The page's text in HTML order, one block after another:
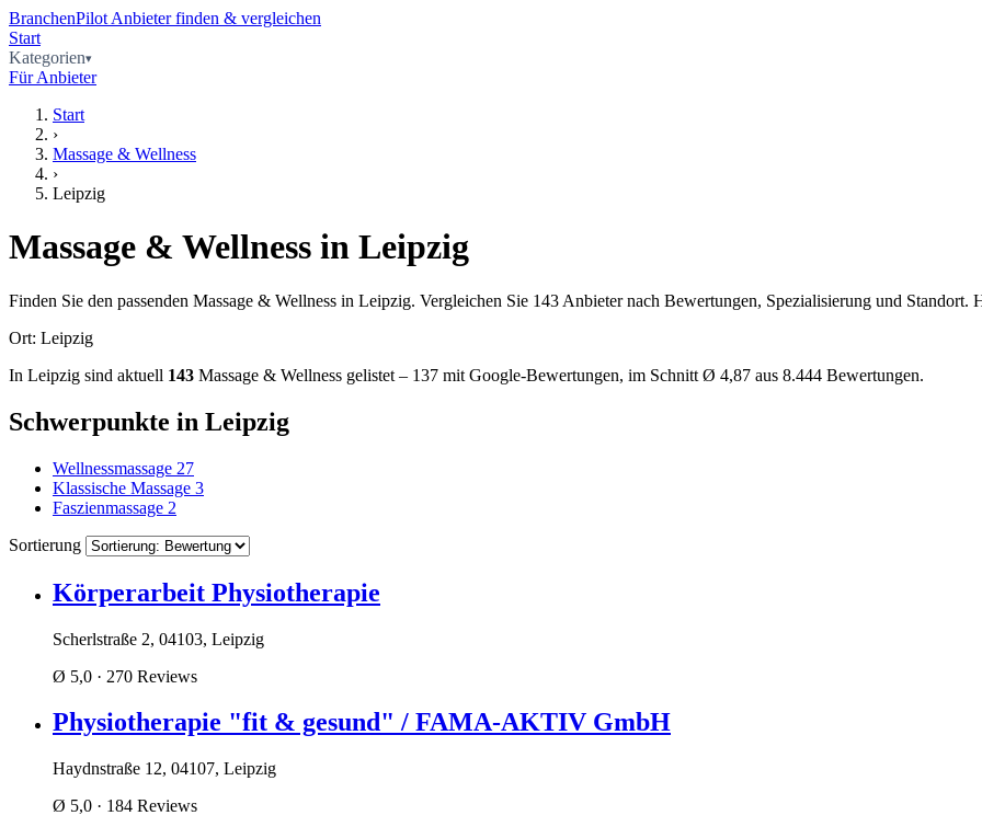
BranchenPilot Anbieter finden & vergleichen
Start
Kategorien
Für Anbieter
Start
›
Massage & Wellness
›
Leipzig
Massage & Wellness in Leipzig
Finden Sie den passenden Massage & Wellness in Leipzig. Vergleichen Sie 143 Anbieter nach Bewertungen, Spezialisierung und
Ort: Leipzig
In Leipzig sind aktuell 143 Massage & Wellness gelistet – 137 mit Google-Bewertungen, im Schnitt Ø 4,87 aus 8.444 Bewertungen.
Schwerpunkte in Leipzig
Wellnessmassage 27
Klassische Massage 3
Faszienmassage 2
Sortierung
Körperarbeit Physiotherapie
Scherlstraße 2, 04103, Leipzig
Ø 5,0 · 270 Reviews
Physiotherapie "fit & gesund" / FAMA-AKTIV GmbH
Haydnstraße 12, 04107, Leipzig
Ø 5,0 · 184 Reviews